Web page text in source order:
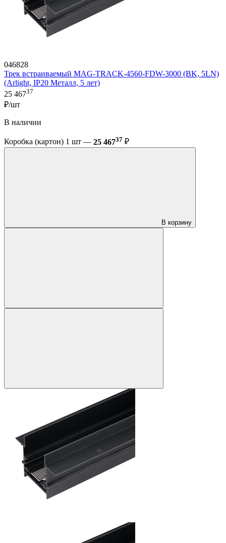
046828
Трек встраиваемый MAG-TRACK-4560-FDW-3000 (BK, 5LN)
(Arlight, IP20 Металл, 5 лет)
25 46737
₽/шт
В наличии
Коробка (картон) 1 шт — 25 46737 ₽
В корзину